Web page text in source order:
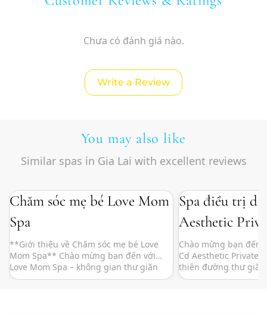
Chưa có đánh giá nào.
Write a Review
You may also like
Similar spas in Gia Lai with excellent reviews
Chăm sóc mẹ bé Love Mom
Spa
**Giới thiệu về Chăm sóc mẹ bé Love
Mom Spa** Chào mừng bạn đến với
Love Mom Spa – không gian thư giãn
hoàn hảo dành riêng cho các mẹ và bé!
Spa điều trị
Aesthetic
Chào mừng bạn đến
Cd Aesthetic Private
thiên đường thư
bạn! Tọa lạc tại vị trí